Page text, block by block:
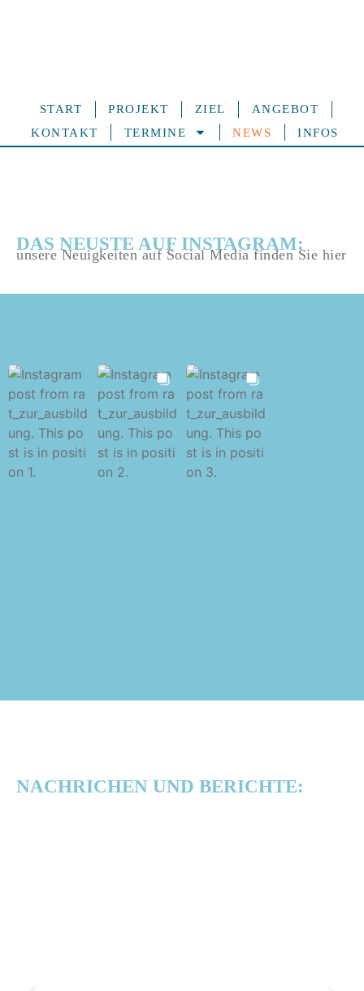
START PROJEKT ZIEL
ANGEBOT
KONTAKT
TERMINE NEWS INFOS
DAS NEUSTE AUF INSTAGRAM:
unsere Neuigkeiten auf Social Media finden Sie hier
NACHRICHEN UND BERICHTE: